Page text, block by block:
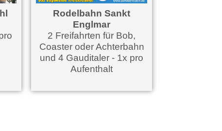
Rodelbahn Sankt
Englmar
2 Freifahrten für Bob,
Coaster oder Achterbahn
und 4 Gauditaler - 1x pro
Aufenthalt